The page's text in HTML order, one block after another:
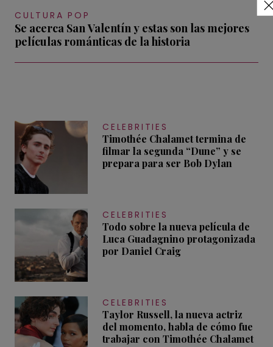
CULTURA POP
Se acerca San Valentín y estas son las mejores
películas románticas de la historia
CELEBRITIES
Timothée Chalamet termina de
filmar la segunda “Dune” y se
prepara para ser Bob Dylan
CELEBRITIES
Todo sobre la nueva película de
Luca Guadagnino protagonizada
por Daniel Craig
CELEBRITIES
Taylor Russell, la nueva actriz
del momento, habla de cómo fue
trabajar con Timothée Chalamet